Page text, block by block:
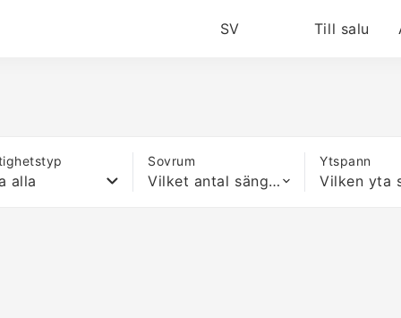
SV Till salu
alla
Sovrum
Vilket antal sängar som helst
Ytspann